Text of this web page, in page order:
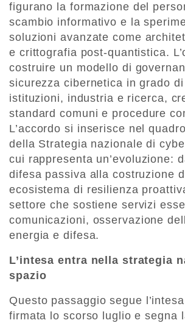
figurano la formazione del
scambio informativo e la
soluzioni avanzate come
e crittografia post-quantistica.
costruire un modello di
sicurezza cibernetica in grado
istituzioni, industria e ricerca,
standard comuni e procedure
L’accordo si inserisce nel
della Strategia nazionale di
cui rappresenta un’evoluzione:
difesa passiva alla costruzione
ecosistema di resilienza
settore che sostiene servizi
comunicazioni, osservazione
energia e difesa.
L’intesa entra nella strategia
spazio
Questo passaggio segue
firmata lo scorso luglio e segna